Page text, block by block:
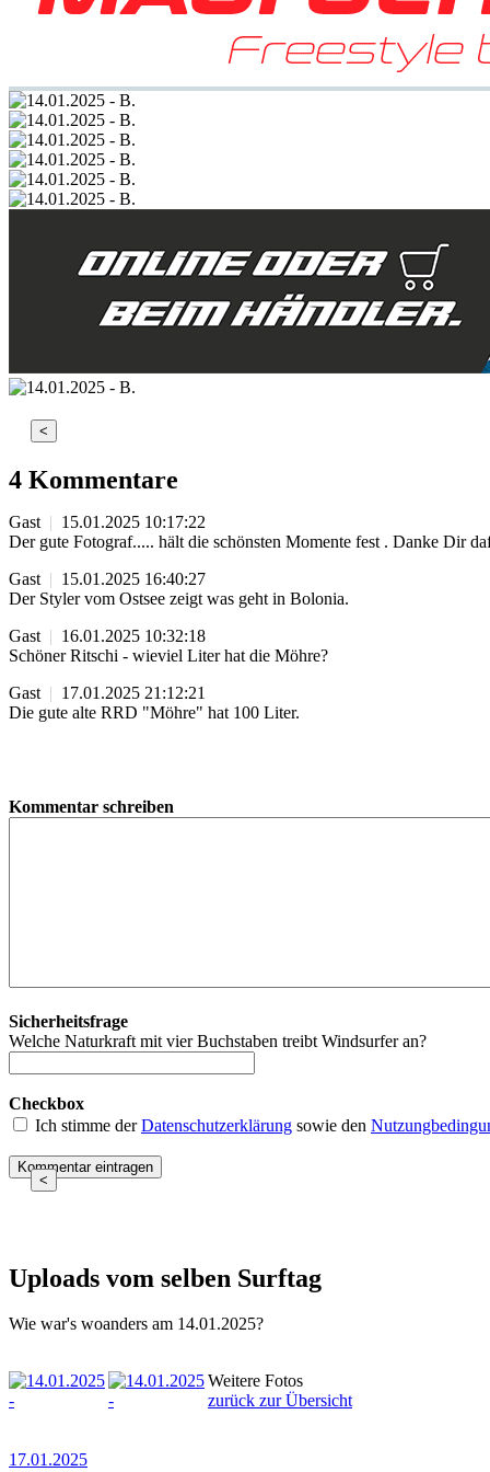
<
4 Kommentare
Gast | 15.01.2025 10:17:22
Der gute Fotograf..... hält die schönsten Momente fest . Danke Dir
Gast | 15.01.2025 16:40:27
Der Styler vom Ostsee zeigt was geht in Bolonia.
Gast | 16.01.2025 10:32:18
Schöner Ritschi - wieviel Liter hat die Möhre?
Gast | 17.01.2025 21:12:21
Die gute alte RRD "Möhre" hat 100 Liter.
Kommentar schreiben
Sicherheitsfrage
Welche Naturkraft mit vier Buchstaben treibt Windsurfer an?
Checkbox
Ich stimme derDatenschutzerklärung sowie den
<
Uploads vom selben Surftag
Wie war's woanders am 14.01.2025?
Weitere Fotos
zurück zur Übersicht
17.01.2025